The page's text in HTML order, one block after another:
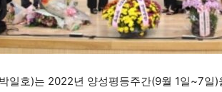
일호)는 2022년 양성평등주간(9월 1일~7일